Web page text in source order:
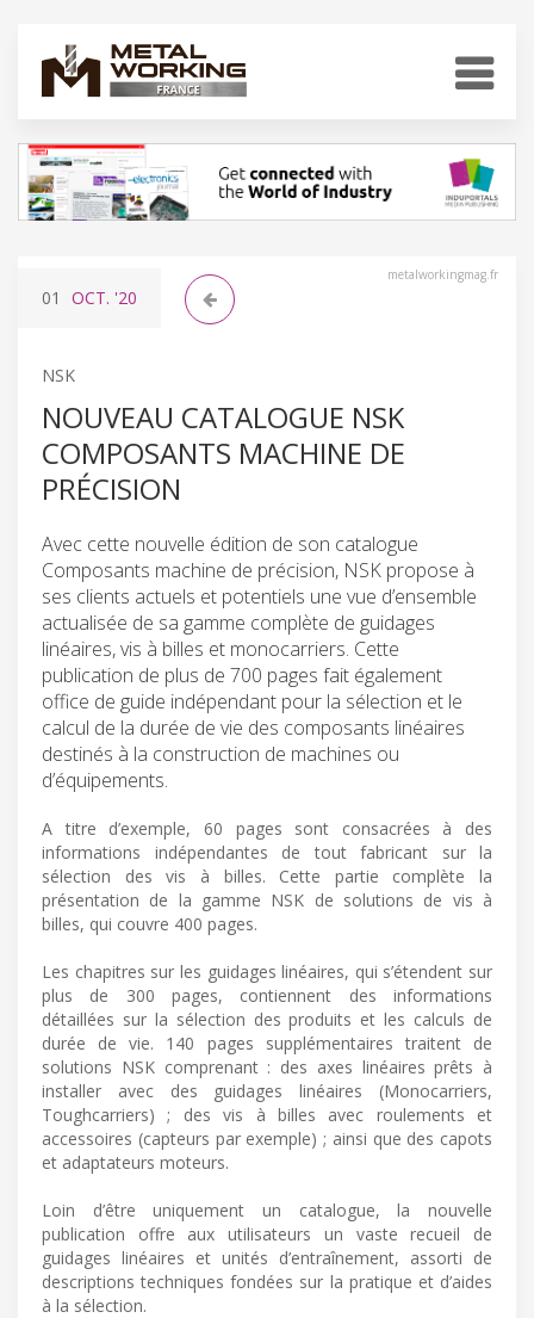
metalworkingmag.fr
01 OCT. '20
NSK
NOUVEAU CATALOGUE NSK
COMPOSANTS MACHINE DE
PRÉCISION
Avec cette nouvelle édition de son catalogue
Composants machine de précision, NSK propose à
ses clients actuels et potentiels une vue d’ensemble
actualisée de sa gamme complète de guidages
linéaires, vis à billes et monocarriers. Cette
publication de plus de 700 pages fait également
office de guide indépendant pour la sélection et le
calcul de la durée de vie des composants linéaires
destinés à la construction de machines ou
d’équipements.
A titre d’exemple, 60 pages sont consacrées à des
informations indépendantes de tout fabricant sur la
sélection des vis à billes. Cette partie complète la
présentation de la gamme NSK de solutions de vis à
billes, qui couvre 400 pages.
Les chapitres sur les guidages linéaires, qui s’étendent sur
plus de 300 pages, contiennent des informations
détaillées sur la sélection des produits et les calculs de
durée de vie. 140 pages supplémentaires traitent de
solutions NSK comprenant : des axes linéaires prêts à
installer avec des guidages linéaires (Monocarriers,
Toughcarriers) ; des vis à billes avec roulements et
accessoires (capteurs par exemple) ; ainsi que des capots
et adaptateurs moteurs.
Loin d’être uniquement un catalogue, la nouvelle
publication offre aux utilisateurs un vaste recueil de
guidages linéaires et unités d’entraînement, assorti de
descriptions techniques fondées sur la pratique et d’aides
à la sélection.